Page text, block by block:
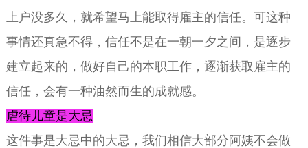
上户没多久，就希望马上能取得雇主的信任。可这种
事情还真急不得，信任不是在一朝一夕之间，是逐步
建立起来的，做好自己的本职工作，逐渐获取雇主的
信任，会有一种油然而生的成就感。
虐待儿童是大忌
这件事是大忌中的大忌，我们相信大部分阿姨不会做